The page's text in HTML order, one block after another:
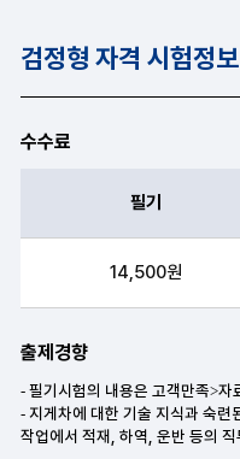
검정형 자격 시험정보
수수료
필기
14,500원
출제경향